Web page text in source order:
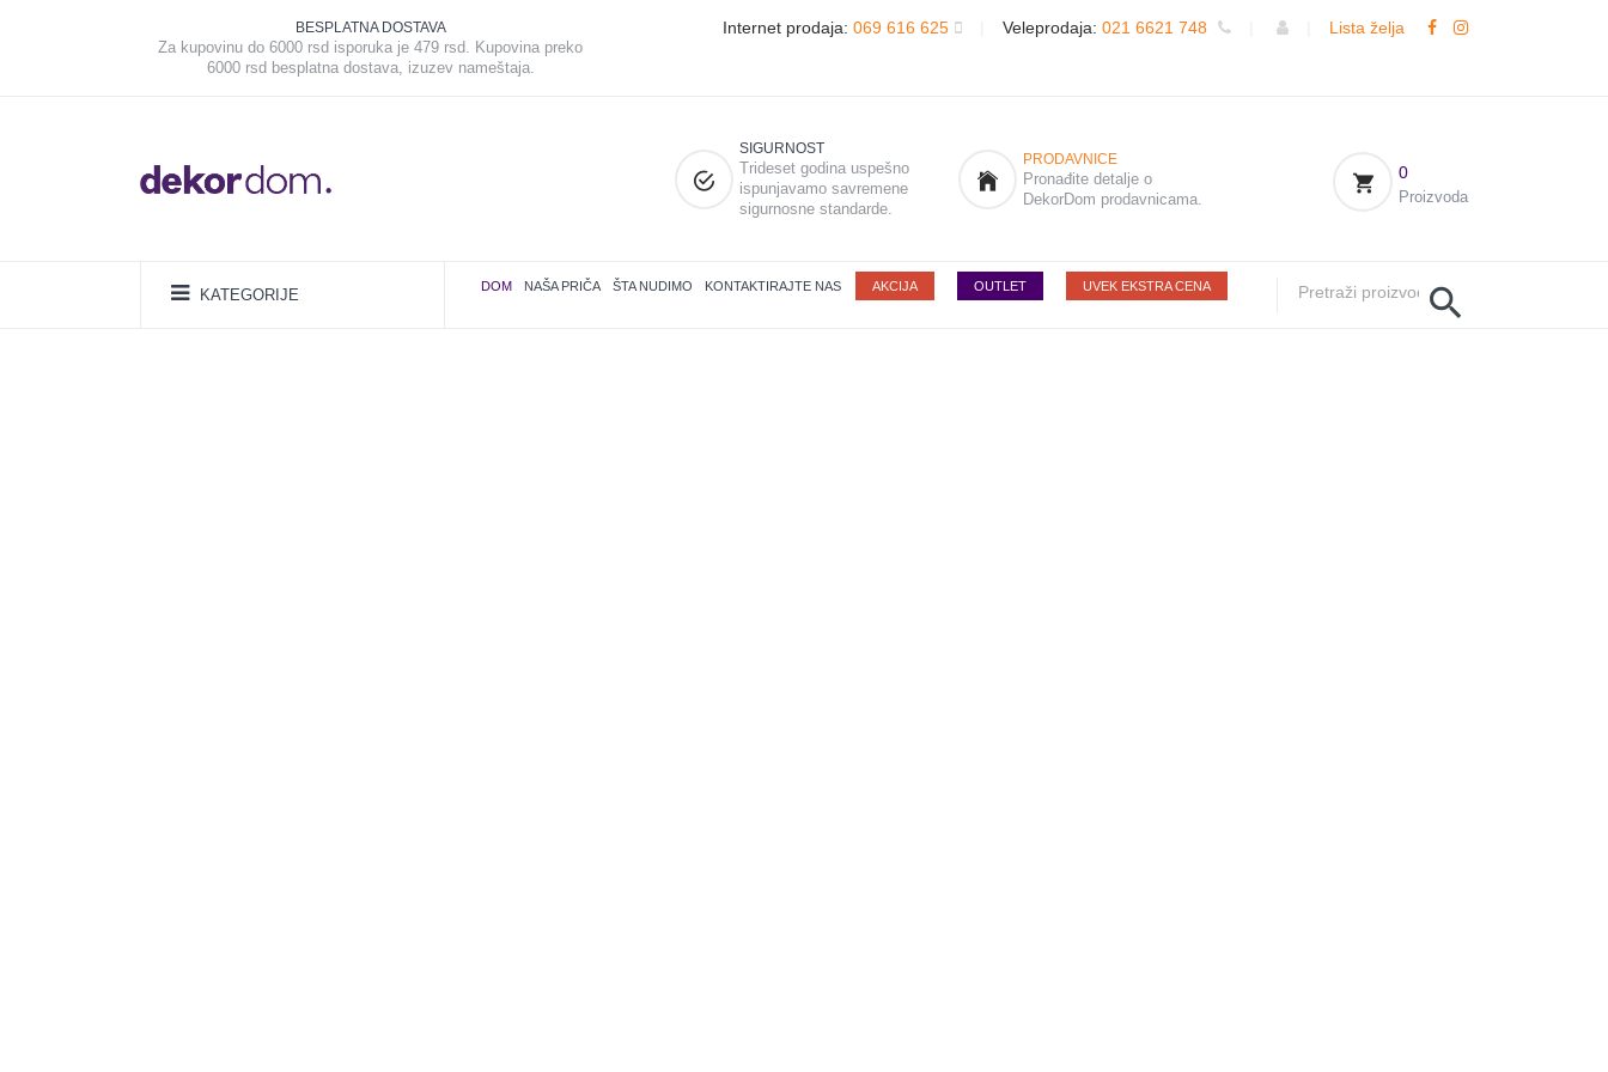
BESPLATNA DOSTAVA
Za kupovinu do 6000 rsd isporuka je 479 rsd. Kupovina preko
6000 rsd besplatna dostava, izuzev nameštaja.
Internet prodaja: 069 616 625 Veleprodaja: 021 6621 748 Lista želja
SIGURNOST
Trideset godina uspešno
ispunjavamo savremene
sigurnosne standarde.
PRODAVNICE
Pronađite detalje o
DekorDom prodavnicama.
0
Proizvoda
KATEGORIJE DOM NAŠA PRIČA ŠTA NUDIMO KONTAKTIRAJTE NAS AKCIJA OUTLET UVEK EKSTRA CENA